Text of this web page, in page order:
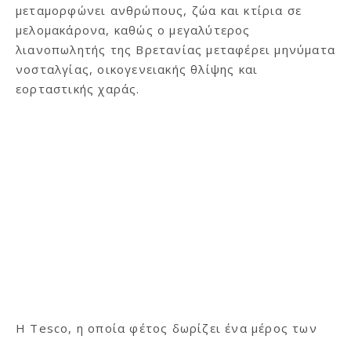
μεταμορφώνει ανθρώπους, ζώα και κτίρια σε
μελομακάρονα, καθώς ο μεγαλύτερος
λιανοπωλητής της Βρετανίας μεταφέρει μηνύματα
νοσταλγίας, οικογενειακής θλίψης και
εορταστικής χαράς.
Η Tesco, η οποία φέτος δωρίζει ένα μέρος των